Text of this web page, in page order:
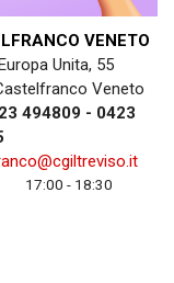
VENETO
Unita, 55
Veneto
494809 - 0423
17:00 - 18:30